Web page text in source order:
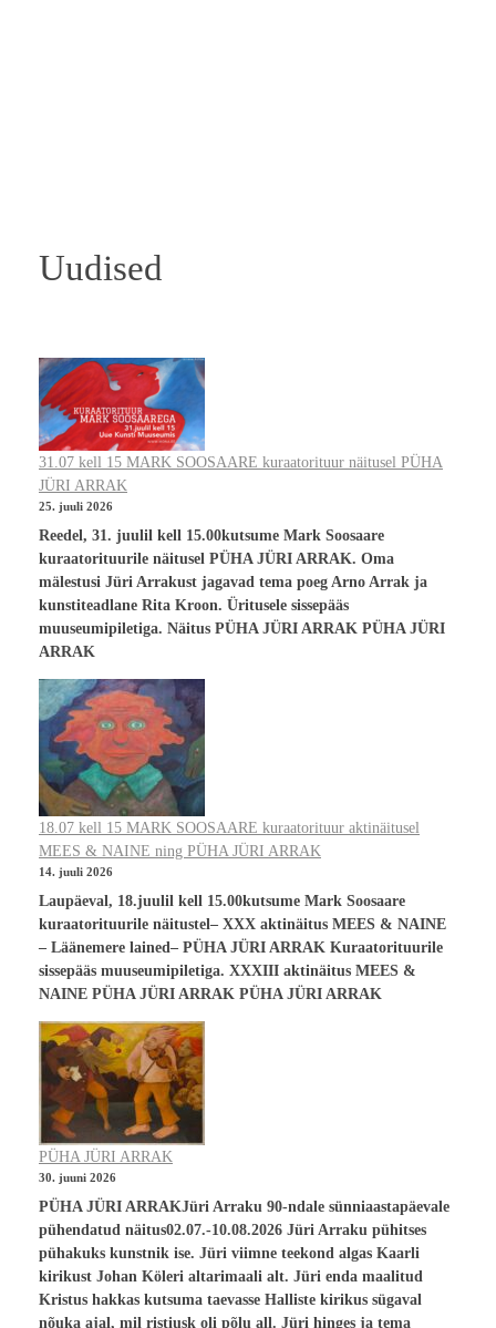
Uudised
31.07 kell 15 MARK SOOSAARE kuraatorituur näitusel PÜHA
JÜRI ARRAK
25. juuli 2026
Reedel, 31. juulil kell 15.00kutsume Mark Soosaare
kuraatorituurile näitusel PÜHA JÜRI ARRAK. Oma
mälestusi Jüri Arrakust jagavad tema poeg Arno Arrak ja
kunstiteadlane Rita Kroon. Üritusele sissepääs
muuseumipiletiga. Näitus PÜHA JÜRI ARRAK PÜHA JÜRI
ARRAK
18.07 kell 15 MARK SOOSAARE kuraatorituur aktinäitusel
MEES & NAINE ning PÜHA JÜRI ARRAK
14. juuli 2026
Laupäeval, 18.juulil kell 15.00kutsume Mark Soosaare
kuraatorituurile näitustel– XXX aktinäitus MEES & NAINE
– Läänemere lained– PÜHA JÜRI ARRAK Kuraatorituurile
sissepääs muuseumipiletiga. XXXIII aktinäitus MEES &
NAINE PÜHA JÜRI ARRAK PÜHA JÜRI ARRAK
PÜHA JÜRI ARRAK
30. juuni 2026
PÜHA JÜRI ARRAKJüri Arraku 90-ndale sünniaastapäevale
pühendatud näitus02.07.-10.08.2026 Jüri Arraku pühitses
pühakuks kunstnik ise. Jüri viimne teekond algas Kaarli
kirikust Johan Köleri altarimaali alt. Jüri enda maalitud
Kristus hakkas kutsuma taevasse Halliste kirikus sügaval
nõuka ajal, mil ristiusk oli põlu all. Jüri hinges ja tema